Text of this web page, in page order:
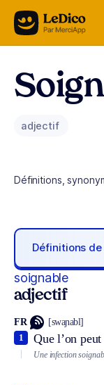
Aller au contenu
adjectif
Définitions,
Définitions de
soignable
adjectif
FR [swaɲabl]
Que l’on
1
Une infection